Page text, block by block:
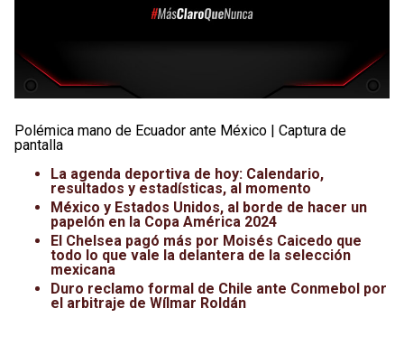
Polémica mano de Ecuador ante México | Captura de
pantalla
La agenda deportiva de hoy: Calendario,
resultados y estadísticas, al momento
México y Estados Unidos, al borde de hacer un
papelón en la Copa América 2024
El Chelsea pagó más por Moisés Caicedo que
todo lo que vale la delantera de la selección
mexicana
Duro reclamo formal de Chile ante Conmebol por
el arbitraje de Wílmar Roldán